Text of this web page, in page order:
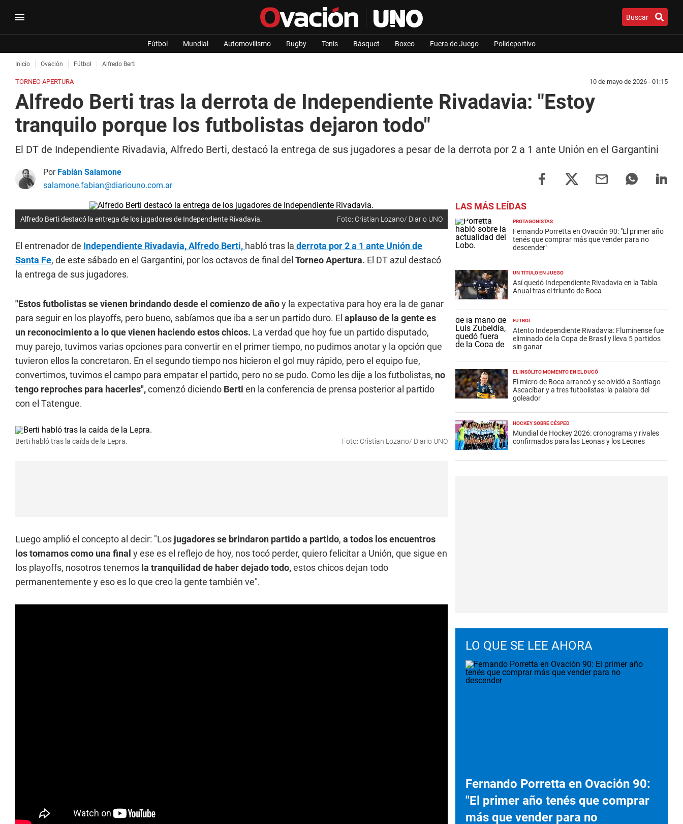
Buscar
Fútbol Mundial Automovilismo Rugby Tenis Básquet Boxeo Fuera de Juego Polideportivo
Inicio Ovación Fútbol Alfredo Berti
TORNEO APERTURA 10 de mayo de 2026 - 01:15
Alfredo Berti tras la derrota de Independiente Rivadavia: "Estoy
tranquilo porque los futbolistas dejaron todo"
El DT de Independiente Rivadavia, Alfredo Berti, destacó la entrega de sus jugadores a pesar de la derrota por 2 a 1 ante Unión en el Gargantini
Por Fabián Salamone
salamone.fabian@diariouno.com.ar
Alfredo Berti destacó la entrega de los jugadores de Independiente Rivadavia. Foto: Cristian Lozano/ Diario UNO
El entrenador de Independiente Rivadavia,Alfredo Berti, habló tras la derrota por 2 a 1 ante Unión de
Santa Fe, de este sábado en el Gargantini, por los octavos de final del Torneo Apertura. El DT azul destacó
la entrega de sus jugadores.
"Estos futbolistas se vienen brindando desde el comienzo de añoy la expectativa para hoy era la de ganar
para seguir en los playoffs, pero bueno, sabíamos que iba a ser un partido duro. El aplauso de la gente es
un reconocimiento a lo que vienen haciendo estos chicos. La verdad que hoy fue un partido disputado,
muy parejo, tuvimos varias opciones para convertir en el primer tiempo, no pudimos anotar y la opción que
tuvieron ellos la concretaron. En el segundo tiempo nos hicieron el gol muy rápido, pero el equipo fue,
convertimos, tuvimos el campo para empatar el partido, pero no se pudo. Como les dije a los futbolistas, no
tengo reproches para hacerles",comenzó diciendo Berti en la conferencia de prensa posterior al partido
con el Tatengue.
Berti habló tras la caída de la Lepra. Foto: Cristian Lozano/ Diario UNO
Luego amplió el concepto al decir: "Los jugadores se brindaron partido a partido, a todos los encuentros
los tomamos como una final y ese es el reflejo de hoy, nos tocó perder, quiero felicitar a Unión, que sigue en
los playoffs, nosotros tenemos la tranquilidad de haber dejado todo,estos chicos dejan todo
permanentemente y eso es lo que creo la gente también ve".
LAS MÁS LEÍDAS
PROTAGONISTAS
Fernando Porretta en Ovación 90: "El primer año
tenés que comprar más que vender para no
descender"
UN TÍTULO EN JUEGO
Así quedó Independiente Rivadavia en la Tabla
Anual tras el triunfo de Boca
FÚTBOL
Atento Independiente Rivadavia: Fluminense fue
eliminado de la Copa de Brasil y lleva 5 partidos
sin ganar
EL INSÓLITO MOMENTO EN EL DUCÓ
El micro de Boca arrancó y se olvidó a Santiago
Ascacíbar y a tres futbolistas: la palabra del
goleador
HOCKEY SOBRE CÉSPED
Mundial de Hockey 2026: cronograma y rivales
confirmados para las Leonas y los Leones
LO QUE SE LEE AHORA
Fernando Porretta en Ovación 90:
"El primer año tenés que comprar
más que vender para no